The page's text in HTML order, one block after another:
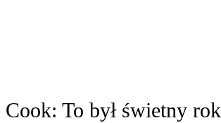
Cook: To był świetny rok